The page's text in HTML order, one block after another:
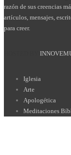
razón de sus creencias
artículos, mensajes,
para creer.
Iglesia
Arte
Apologética
Meditaciones